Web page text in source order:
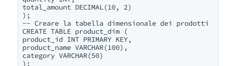
total_amount DECIMAL(10, 2)
);
-- Creare la tabella dimensionale dei prodotti
CREATE TABLE product_dim (
product_id INT PRIMARY KEY,
product_name VARCHAR(100),
category VARCHAR(50)
);